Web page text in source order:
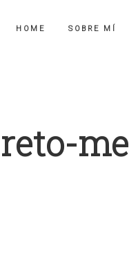
HOME SOBRE MÍ